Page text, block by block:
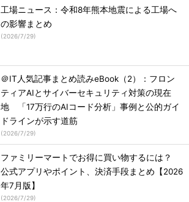
工場ニュース：令和8年熊本地震による工場へ
の影響まとめ
(2026/7/29)
＠IT人気記事まとめ読みeBook（2）：フロン
ティアAIとサイバーセキュリティ対策の現在
地 「17万行のAIコード分析」事例と公的ガイ
ドラインが示す道筋
(2026/7/29)
ファミリーマートでお得に買い物するには？
公式アプリやポイント、決済手段まとめ【2026
年7月版】
(2026/7/29)